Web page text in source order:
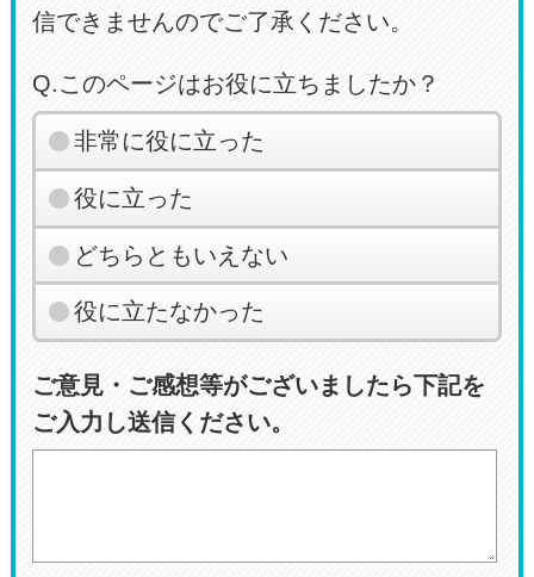
信できませんのでご了承ください。
Q.このページはお役に立ちましたか？
非常に役に立った
役に立った
どちらともいえない
役に立たなかった
ご意見・ご感想等がございましたら下記を
ご入力し送信ください。